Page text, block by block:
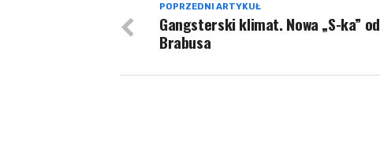
POPRZEDNI ARTYKUŁ
Gangsterski klimat. Nowa „S-ka” od
Brabusa